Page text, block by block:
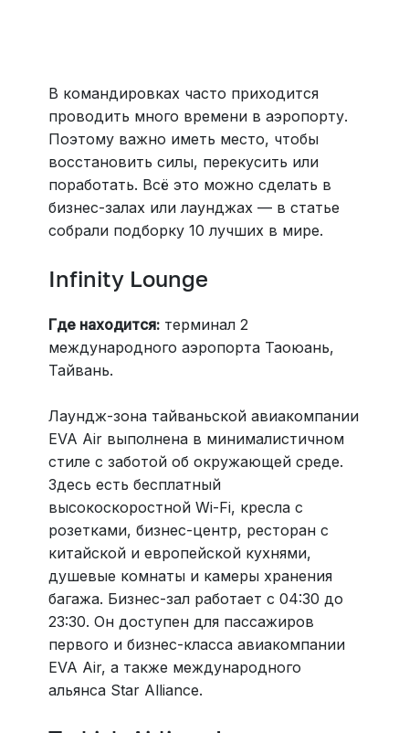
В командировках часто приходится
проводить много времени в аэропорту.
Поэтому важно иметь место, чтобы
восстановить силы, перекусить или
поработать. Всё это можно сделать в
бизнес-залах или лаунджах — в статье
собрали подборку 10 лучших в мире.
Infinity Lounge
Где находится:терминал 2
международного аэропорта Таоюань,
Тайвань.
Лаундж-зона тайваньской авиакомпании
EVA Air выполнена в минималистичном
стиле с заботой об окружающей среде.
Здесь есть бесплатный
высокоскоростной Wi-Fi, кресла с
розетками, бизнес-центр, ресторан с
китайской и европейской кухнями,
душевые комнаты и камеры хранения
багажа. Бизнес-зал работает с 04:30 до
23:30. Он доступен для пассажиров
первого и бизнес-класса авиакомпании
EVA Air, а также международного
альянса Star Alliance.